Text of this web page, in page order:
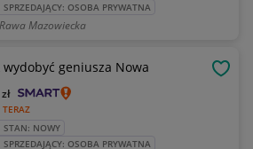
SPRZEDAJĄCY: OSOBA PRYWATNA
Rawa Mazowiecka
wydobyć geniusza Nowa
TERAZ
zł
STAN: NOWY
SPRZEDAJĄCY: OSOBA PRYWATNA